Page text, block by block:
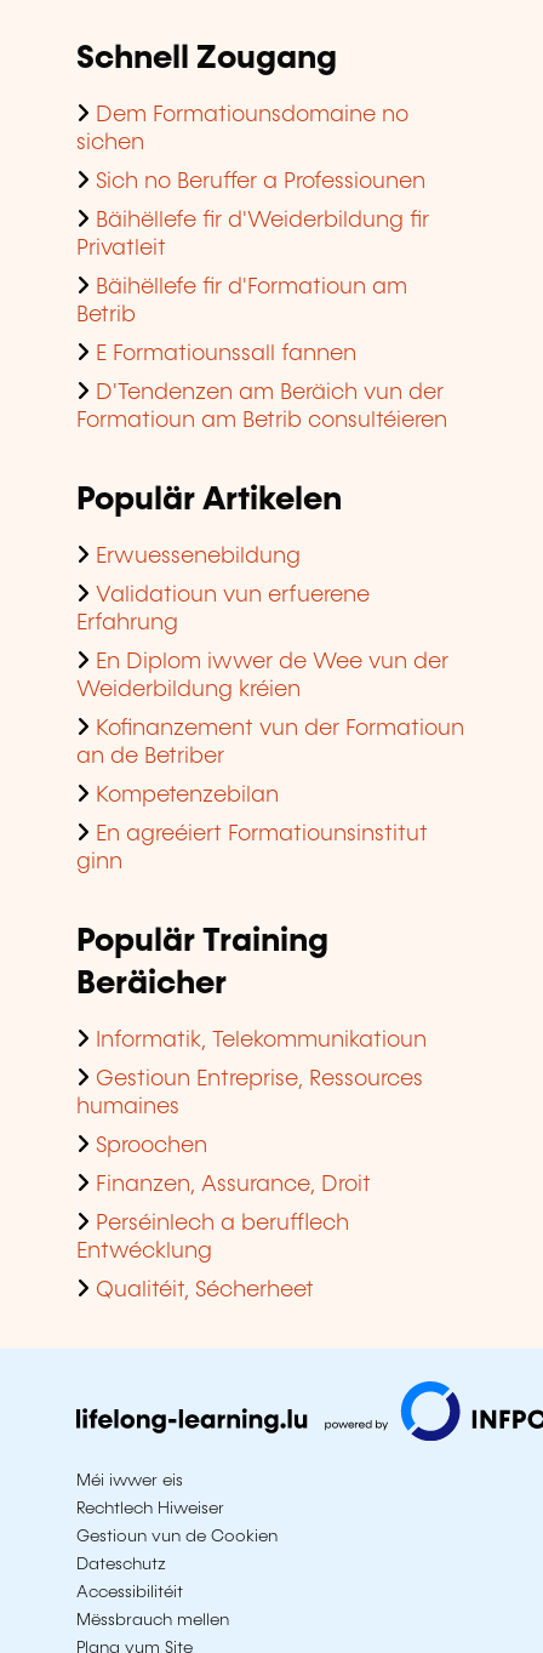
Schnell Zougang
Dem Formatiounsdomaine no
sichen
Sich no Beruffer a Professiounen
Bäihëllefe fir d'Weiderbildung fir
Privatleit
Bäihëllefe fir d'Formatioun am
Betrib
E Formatiounssall fannen
D'Tendenzen am Beräich vun der
Formatioun am Betrib consultéieren
Populär Artikelen
Erwuessenebildung
Validatioun vun erfuerene
Erfahrung
En Diplom iwwer de Wee vun der
Weiderbildung kréien
Kofinanzement vun der Formatioun
an de Betriber
Kompetenzebilan
En agreéiert Formatiounsinstitut
ginn
Populär Training
Beräicher
Informatik, Telekommunikatioun
Gestioun Entreprise, Ressources
humaines
Sproochen
Finanzen, Assurance, Droit
Perséinlech a berufflech
Entwécklung
Qualitéit, Sécherheet
Méi iwwer eis
Rechtlech Hiweiser
Gestioun vun de Cookien
Dateschutz
Accessibilitéit
Mëssbrauch mellen
Plang vum Site